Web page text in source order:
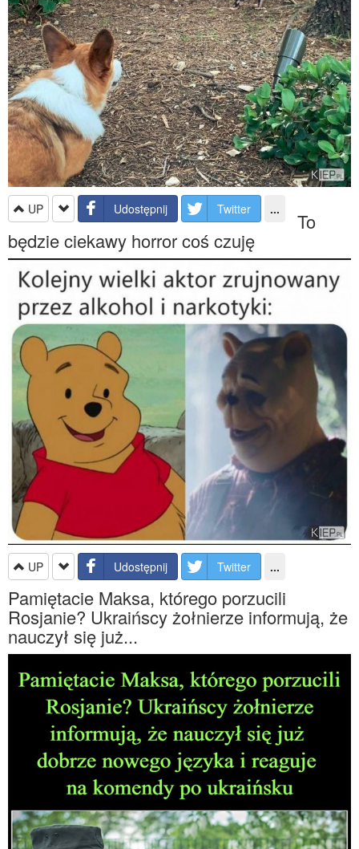
UP Udostępnij Twitter ... To
będzie ciekawy horror coś czuję
UP Udostępnij Twitter ...
Pamiętacie Maksa, którego porzucili
Rosjanie? Ukraińscy żołnierze informują, że
nauczył się już...